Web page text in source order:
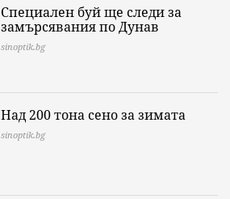
Специален буй ще следи за
замърсявания по Дунав
sinoptik.bg
Над 200 тона сено за зимата
sinoptik.bg